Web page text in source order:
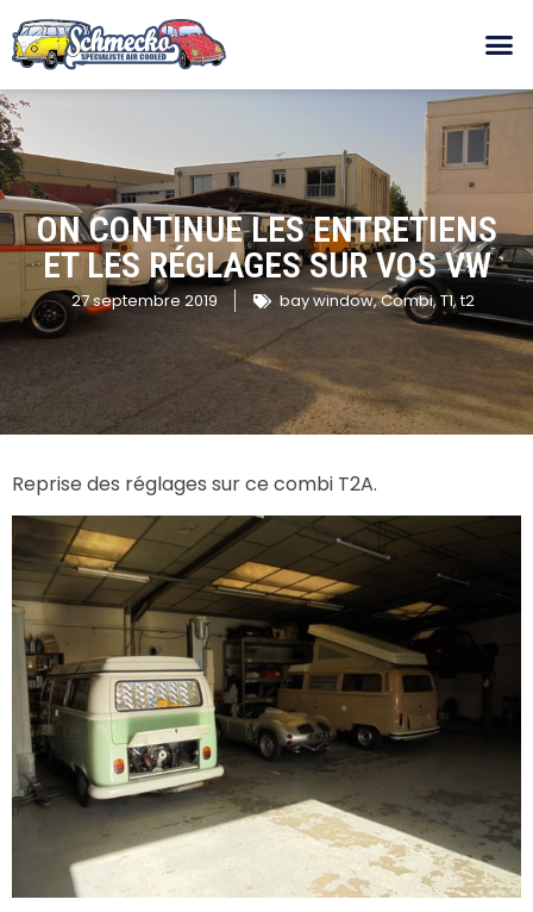
ON CONTINUE LES ENTRETIENS
ET LES RÉGLAGES SUR VOS VW
27 septembre 2019 bay window,Combi,T1,t2
Reprise des réglages sur ce combi T2A.